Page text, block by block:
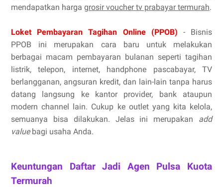
mendapatkan harga grosir voucher tv prabayar termurah.
Loket Pembayaran Tagihan Online (PPOB) - Bisnis
PPOB ini merupakan cara baru untuk melakukan
berbagai macam pembayaran bulanan seperti tagihan
listrik, telepon, internet, handphone pascabayar, TV
berlangganan, angsuran kredit, dan lain-lain tanpa harus
datang langsung ke kantor provider, bank ataupun
modern channel lain. Cukup ke outlet yang kita kelola,
semuanya bisa dilakukan. Jelas ini merupakan add
valuebagi usaha Anda.
Keuntungan Daftar Jadi Agen Pulsa Kuota
Termurah